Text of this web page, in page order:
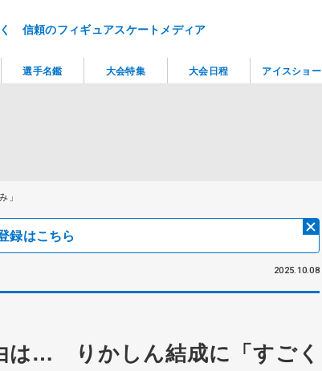
信頼のフィギュアスケートメディア
」
録はこちら
2025.10.08
は… りかしん結成に「すごく
選手名鑑 大会特集 大会日程 アイスショー